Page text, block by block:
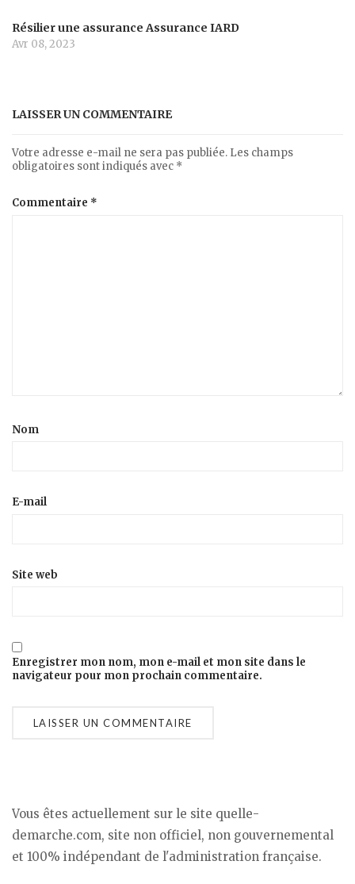
Résilier une assurance Assurance IARD
Avr 08, 2023
LAISSER UN COMMENTAIRE
Votre adresse e-mail ne sera pas publiée. Les champs
obligatoires sont indiqués avec *
Commentaire *
Nom
E-mail
Site web
Enregistrer mon nom, mon e-mail et mon site dans le
navigateur pour mon prochain commentaire.
Vous êtes actuellement sur le site quelle-
demarche.com, site non officiel, non gouvernemental
et 100% indépendant de l'administration française.